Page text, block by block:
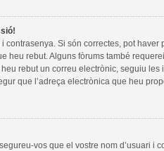
contrasenya. Si són correctes, pot
heu rebut. Alguns fòrums també
rebut un correu electrònic, seguiu
que l’adreça electrònica que heu
vos que el vostre nom d’usuari